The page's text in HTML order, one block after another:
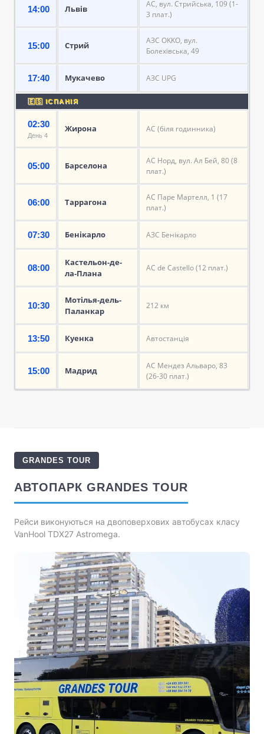
14:00 Львів
АС, вул. Стрийська, 109 (1-
3 плат.)
15:00 Стрий
АЗС OKKO, вул.
Болехівська, 49
17:40 Мукачево АЗС UPG
🇪🇸 ІСПАНІЯ
02:30
День 4
Жирона АС (біля годинника)
05:00 Барселона
АС Норд, вул. Ал Бей, 80 (8
плат.)
06:00 Таррагона
АС Паре Мартелл, 1 (17
плат.)
07:30 Бенікарло АЗС Бенікарло
08:00
Кастельон-де-
ла-Плана
АС de Castello (12 плат.)
10:30
Мотілья-дель-
Паланкар
212 км
13:50 Куенка Автостанція
15:00 Мадрид
АС Мендез Альваро, 83
(26-30 плат.)
GRANDES TOUR
АВТОПАРК GRANDES TOUR
Рейси виконуються на двоповерхових автобусах класу
VanHool TDX27 Astromega.